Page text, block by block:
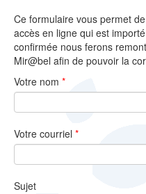
avancée
EN
ES
?
Ce formulaire vous permet
accès en ligne qui est
confirmée nous ferons
Mir@bel afin de pouvoir la
Votre nom *
Votre courriel *
Sujet